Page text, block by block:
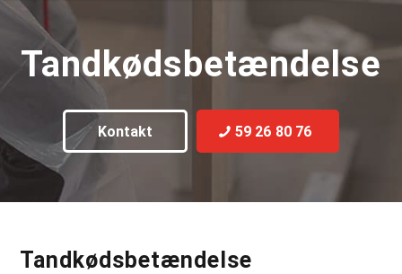
Tandkødsbetændelse
Kontakt 59 26 80 76
Tandkødsbetændelse